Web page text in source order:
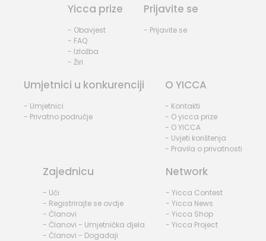
Yicca prize
- Obavjest
- FAQ
- Izložba
- Žiri
Prijavite se
- Prijavite se
Umjetnici u konkurenciji
- Umjetnici
- Privatno područje
O YICCA
- Kontakti
- O yicca prize
- O YICCA
- Uvjeti korištenja
- Pravila o privatnosti
Zajednicu
- Ući
- Registrirajte se ovdje
- Članovi
- Članovi - Umjetnička djela
- Članovi - Događaji
Network
- Yicca Contest
- Yicca News
- Yicca Shop
- Yicca Project